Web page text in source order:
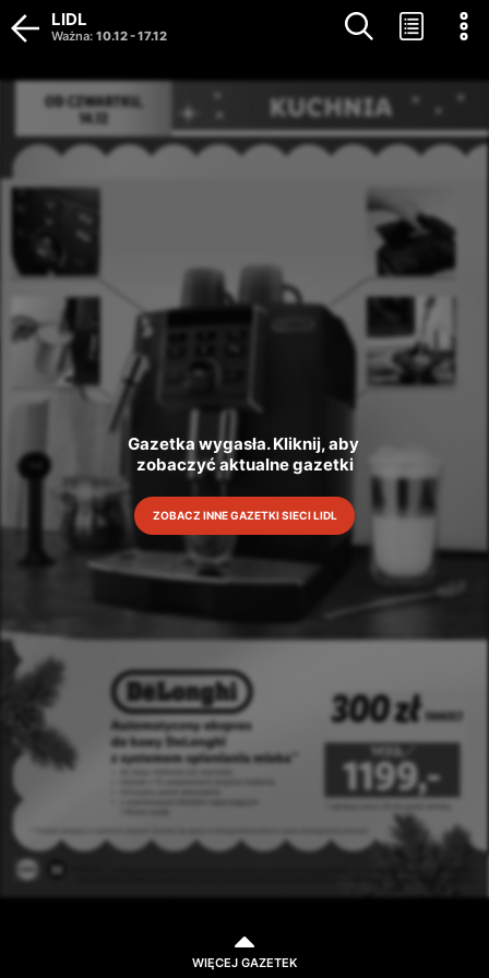
Gazetka wygasła. Kliknij, aby
zobaczyć aktualne gazetki
ZOBACZ INNE GAZETKI SIECI LIDL
LIDL
Ważna: 10.12-17.12
WIĘCEJ GAZETEK